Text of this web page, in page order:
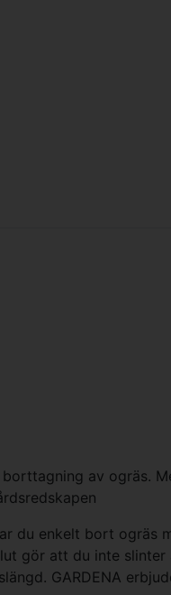
borttagning av ogräs.
du enkelt bort
gör att du inte
GARDENA